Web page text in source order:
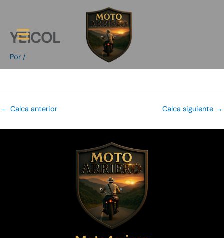
contenido
YEICOL
Por /
← Calca anterior Calca siguiente →